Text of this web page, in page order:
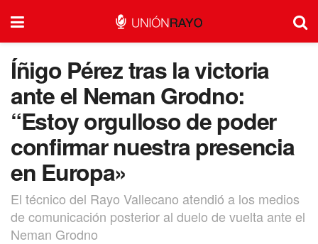
Íñigo Pérez tras la victoria
ante el Neman Grodno:
“Estoy orgulloso de poder
confirmar nuestra presencia
en Europa»
El técnico del Rayo Vallecano atendió a los medios
de comunicación posterior al duelo de vuelta ante el
Neman Grodno